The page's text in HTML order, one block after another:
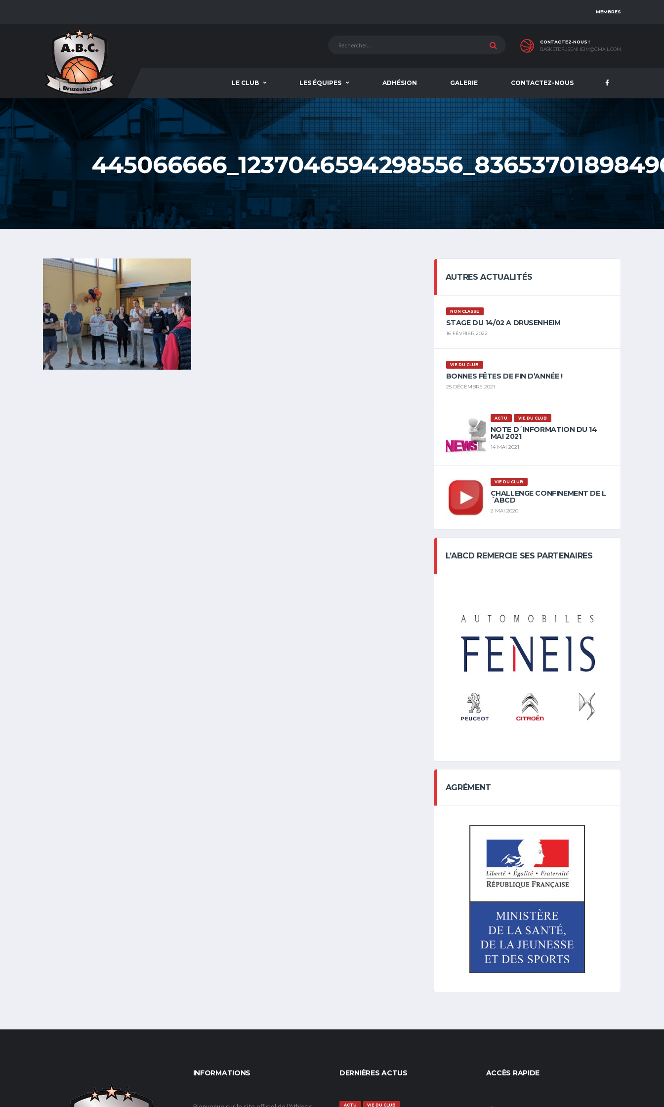
MEMBRES
CONTACTEZ-NOUS !
BASKETDRUSENHEIM@GMAIL.COM
LE CLUB LES ÉQUIPES ADHÉSION GALERIE CONTACTEZ-NOUS
AUTRES ACTUALITÉS
NON CLASSÉ
STAGE DU 14/02 A DRUSENHEIM
16 FÉVRIER 2022
VIE DU CLUB
BONNES FÊTES DE FIN D’ANNÉE !
25 DÉCEMBRE 2021
ACTU VIE DU CLUB
NOTE D´INFORMATION DU 14
MAI 2021
14 MAI 2021
VIE DU CLUB
CHALLENGE CONFINEMENT DE L
´ABCD
2 MAI 2020
L’ABCD REMERCIE SES PARTENAIRES
AGRÉMENT
INFORMATIONS DERNIÈRES ACTUS
ACTU VIE DU CLUB
ACCÈS RAPIDE